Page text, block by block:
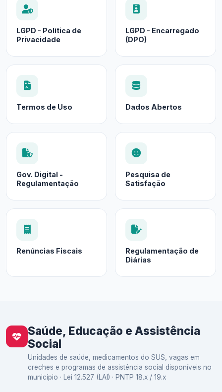
LGPD - Política de
Privacidade
LGPD - Encarregado
(DPO)
Termos de Uso Dados Abertos
Gov. Digital -
Regulamentação
Pesquisa de
Satisfação
Renúncias Fiscais
Regulamentação de
Diárias
Saúde, Educação e Assistência
Social
Unidades de saúde, medicamentos do SUS, vagas em
creches e programas de assistência social disponíveis no
município · Lei 12.527 (LAI) · PNTP 18.x / 19.x